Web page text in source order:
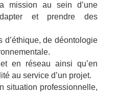
mission au sein d’une
et prendre des
de déontologie
en réseau ainsi qu’en
au service d’un projet.
situation professionnelle,